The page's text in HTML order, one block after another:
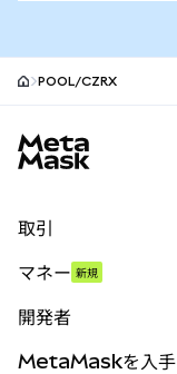
POOL/CZRX
取引
パーペチュアル
マネー 新規
開発者
MetaMaskを入手